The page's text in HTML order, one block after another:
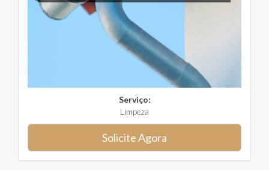
Serviço:
Limpeza
Solicite Agora